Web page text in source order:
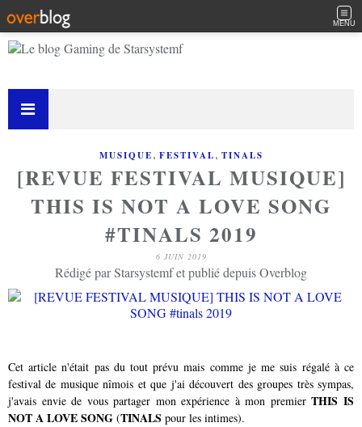
MENU
MUSIQUE, FESTIVAL, TINALS
[REVUE FESTIVAL MUSIQUE]
THIS IS NOT A LOVE SONG
#TINALS 2019
6 JUIN 2019
Rédigé par Starsystemf et publié depuis Overblog
Cet article n'était pas du tout prévu mais comme je me suis régalé à ce
festival de musique nîmois et que j'ai découvert des groupes très sympas,
j'avais envie de vous partager mon expérience à mon premierTHIS IS
NOT A LOVE SONG (TINALS pour les intimes).